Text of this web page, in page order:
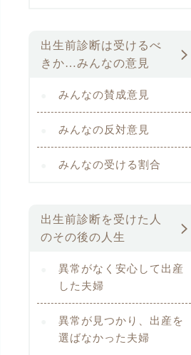
出生前診断は受けるべ
きか…みんなの意見
みんなの賛成意見
みんなの反対意見
みんなの受ける割合
出生前診断を受けた人
のその後の人生
異常がなく安心して出産
した夫婦
異常が見つかり、出産を
選ばなかった夫婦